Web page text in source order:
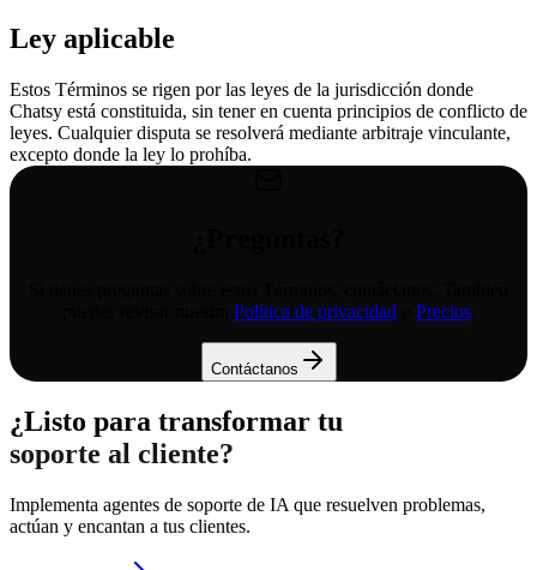
Ley aplicable
Estos Términos se rigen por las leyes de la jurisdicción donde
Chatsy está constituida, sin tener en cuenta principios de conflicto de
leyes. Cualquier disputa se resolverá mediante arbitraje vinculante,
excepto donde la ley lo prohíba.
Política de privacidad Precios.
Contáctanos
¿Listo para transformar tu
soporte al cliente?
Implementa agentes de soporte de IA que resuelven problemas,
actúan y encantan a tus clientes.